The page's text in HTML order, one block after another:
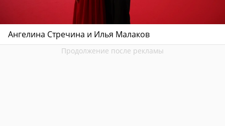
Ангелина Стречина и Илья Малаков